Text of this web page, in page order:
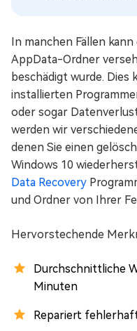
In manchen Fällen
AppData-Ordner
beschädigt wurde. Dies
installierten
oder sogar
werden wir
denen Sie einen
Windows 10
Data Recovery
und Ordner von Ihrer
Hervorstechende
Durchschnittliche
Minuten
Repariert